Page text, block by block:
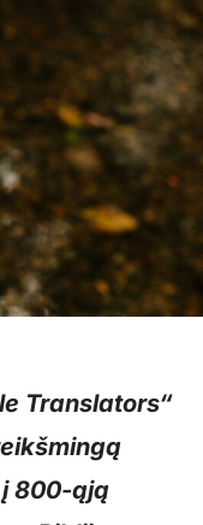
Translators“
800-ąją